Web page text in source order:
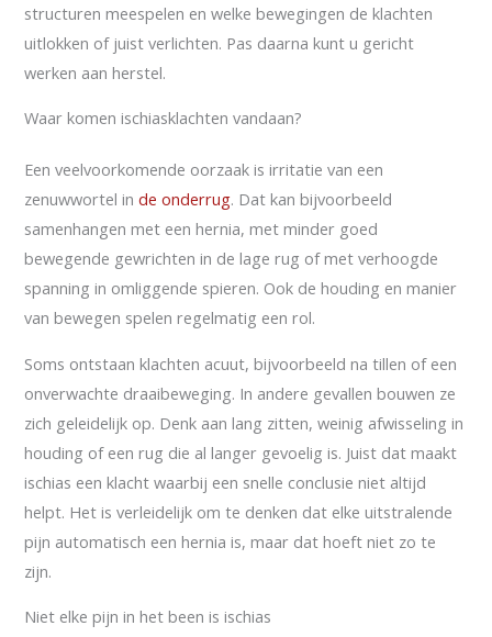
structuren meespelen en welke bewegingen de klachten
uitlokken of juist verlichten. Pas daarna kunt u gericht
werken aan herstel.
Waar komen ischiasklachten vandaan?
Een veelvoorkomende oorzaak is irritatie van een
zenuwwortel inde onderrug. Dat kan bijvoorbeeld
samenhangen met een hernia, met minder goed
bewegende gewrichten in de lage rug of met verhoogde
spanning in omliggende spieren. Ook de houding en manier
van bewegen spelen regelmatig een rol.
Soms ontstaan klachten acuut, bijvoorbeeld na tillen of een
onverwachte draaibeweging. In andere gevallen bouwen ze
zich geleidelijk op. Denk aan lang zitten, weinig afwisseling in
houding of een rug die al langer gevoelig is. Juist dat maakt
ischias een klacht waarbij een snelle conclusie niet altijd
helpt. Het is verleidelijk om te denken dat elke uitstralende
pijn automatisch een hernia is, maar dat hoeft niet zo te
zijn.
Niet elke pijn in het been is ischias